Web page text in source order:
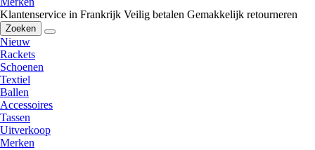
Klantenservice in Frankrijk Veilig betalen Gemakkelijk retourneren
Zoeken
Nieuw
Rackets
Schoenen
Textiel
Ballen
Accessoires
Tassen
Uitverkoop
Merken